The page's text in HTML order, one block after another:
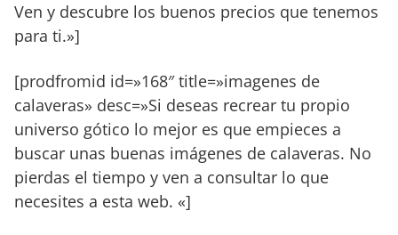
Ven y descubre los buenos precios que tenemos
para ti.»]
[prodfromid id=»168″ title=»imagenes de
calaveras» desc=»Si deseas recrear tu propio
universo gótico lo mejor es que empieces a
buscar unas buenas imágenes de calaveras. No
pierdas el tiempo y ven a consultar lo que
necesites a esta web. «]